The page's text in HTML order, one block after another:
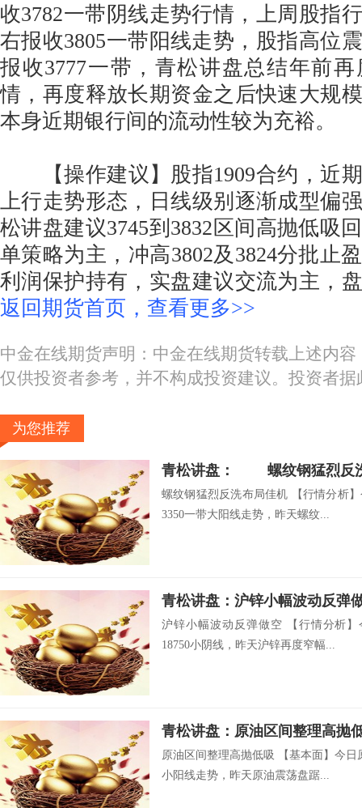
收3782一带阴线走势行情，上周股指
右报收3805一带阳线走势，股指高位
报收3777一带，青松讲盘总结年前
情，再度释放长期资金之后快速大规
本身近期银行间的流动性较为充裕。
【操作建议】股指1909合约，近
上行走势形态，日线级别逐渐成型偏
松讲盘建议3745到3832区间高抛低吸
单策略为主，冲高3802及3824分批止
利润保护持有，实盘建议交流为主，
返回期货首页，查看更多>>
中金在线期货声明：中金在线期货转载上述内
仅供投资者参考，并不构成投资建议。投资者
为您推荐
青松讲盘： 螺纹钢猛烈反
螺纹钢猛烈反洗布局佳机 【行情分析
3350一带大阳线走势，昨天螺纹...
青松讲盘：沪锌小幅波动反弹
沪锌小幅波动反弹做空 【行情分析
18750小阴线，昨天沪锌再度窄幅...
青松讲盘：原油区间整理高抛
原油区间整理高抛低吸 【基本面】今日
小阳线走势，昨天原油震荡盘踞...